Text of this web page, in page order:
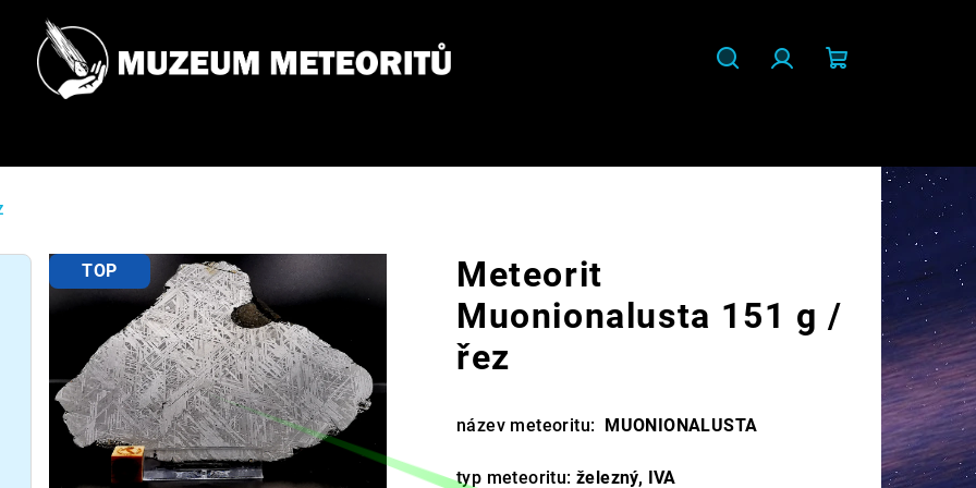
Meteorit
Muonionalusta 151 g /
řez
název meteoritu: MUONIONALUSTA
typ meteoritu: železný, IVA
TOP